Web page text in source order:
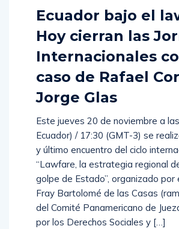
Ecuador bajo el
Hoy cierran las
Internacionales
caso de Rafael
Jorge Glas
Este jueves 20 de noviembre a
Ecuador) / 17:30 (GMT-3) se
y último encuentro del ciclo
“Lawfare, la estrategia regional
golpe de Estado”, organizado por
Fray Bartolomé de las Casas
del Comité Panamericano de
por los Derechos Sociales y […]